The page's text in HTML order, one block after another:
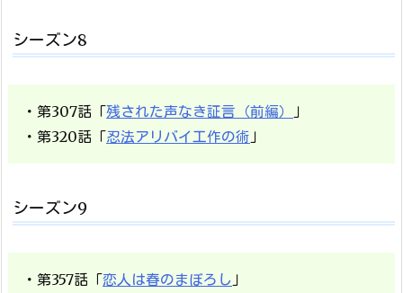
シーズン8
・第307話「残された声なき証言（前編） 」
・第320話「忍法アリバイ工作の術」
シーズン9
・第357話「恋人は春のまぼろし」